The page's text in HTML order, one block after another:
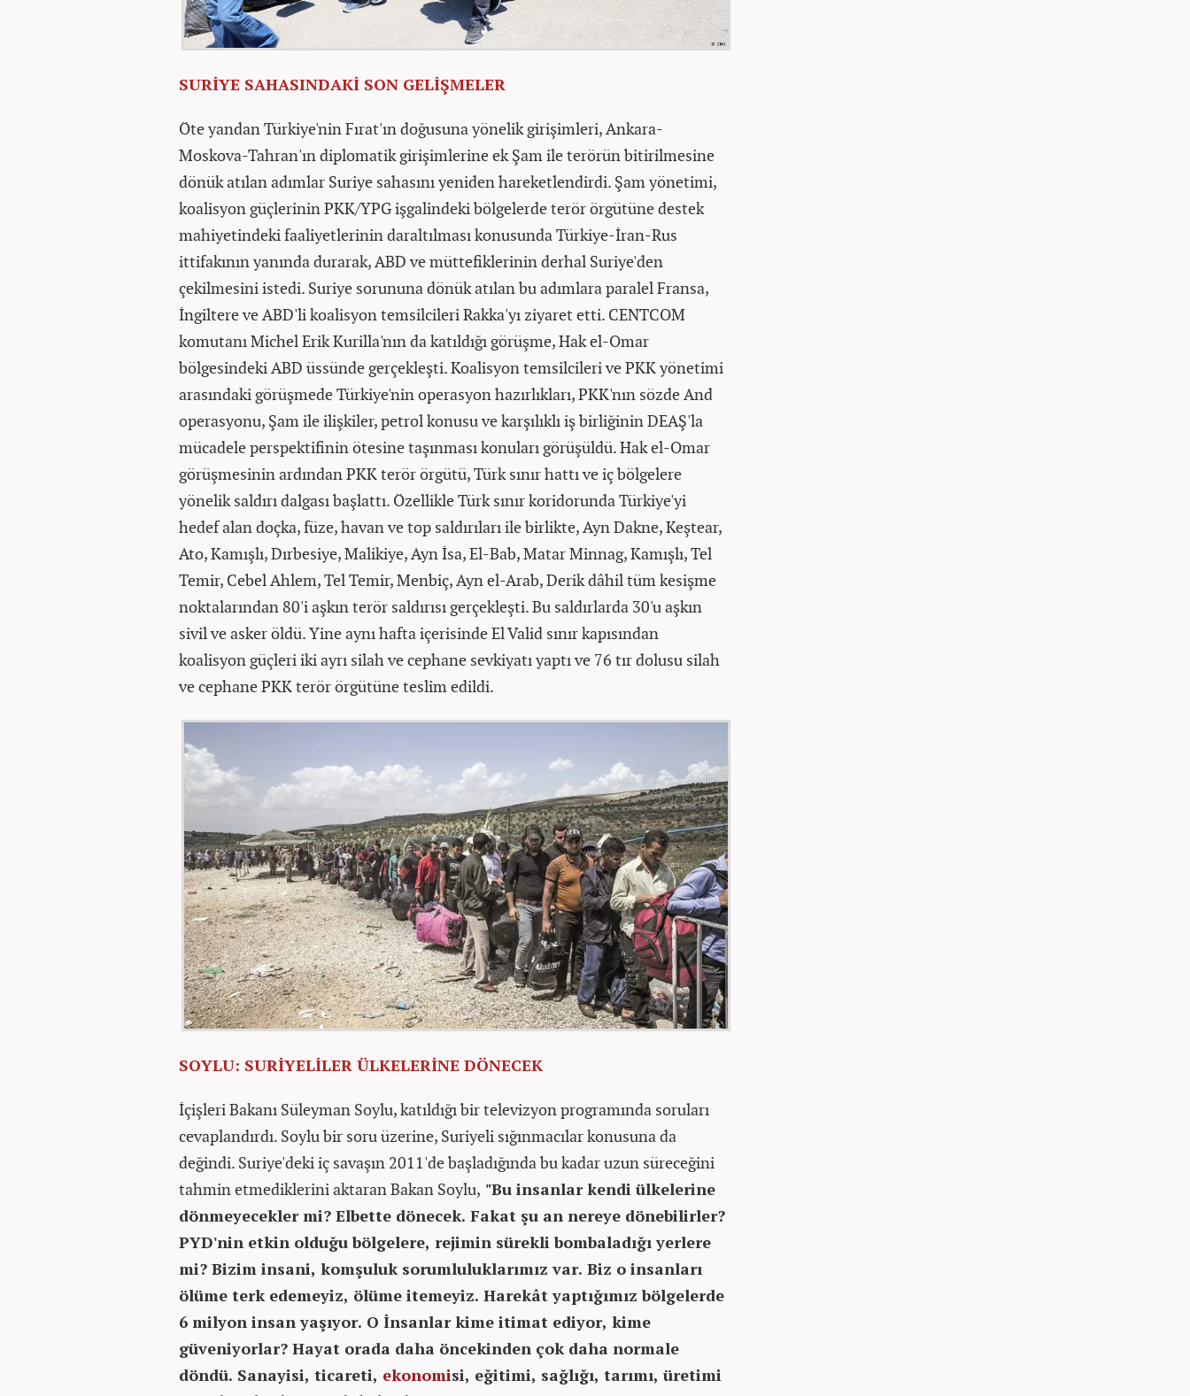
SURİYE SAHASINDAKİ SON GELİŞMELER
Öte yandan Türkiye'nin Fırat'ın doğusuna yönelik girişimleri, Ankara-
Moskova-Tahran'ın diplomatik girişimlerine ek Şam ile terörün bitirilmesine
dönük atılan adımlar Suriye sahasını yeniden hareketlendirdi. Şam yönetimi,
koalisyon güçlerinin PKK/YPG işgalindeki bölgelerde terör örgütüne destek
mahiyetindeki faaliyetlerinin daraltılması konusunda Türkiye-İran-Rus
ittifakının yanında durarak, ABD ve müttefiklerinin derhal Suriye'den
çekilmesini istedi. Suriye sorununa dönük atılan bu adımlara paralel Fransa,
İngiltere ve ABD'li koalisyon temsilcileri Rakka'yı ziyaret etti. CENTCOM
komutanı Michel Erik Kurilla'nın da katıldığı görüşme, Hak el-Omar
bölgesindeki ABD üssünde gerçekleşti. Koalisyon temsilcileri ve PKK yönetimi
arasındaki görüşmede Türkiye'nin operasyon hazırlıkları, PKK'nın sözde And
operasyonu, Şam ile ilişkiler, petrol konusu ve karşılıklı iş birliğinin DEAŞ'la
mücadele perspektifinin ötesine taşınması konuları görüşüldü. Hak el-Omar
görüşmesinin ardından PKK terör örgütü, Türk sınır hattı ve iç bölgelere
yönelik saldırı dalgası başlattı. Özellikle Türk sınır koridorunda Türkiye'yi
hedef alan doçka, füze, havan ve top saldırıları ile birlikte, Ayn Dakne, Keştear,
Ato, Kamışlı, Dırbesiye, Malikiye, Ayn İsa, El-Bab, Matar Minnag, Kamışlı, Tel
Temir, Cebel Ahlem, Tel Temir, Menbiç, Ayn el-Arab, Derik dâhil tüm kesişme
noktalarından 80'i aşkın terör saldırısı gerçekleşti. Bu saldırlarda 30'u aşkın
sivil ve asker öldü. Yine aynı hafta içerisinde El Valid sınır kapısından
koalisyon güçleri iki ayrı silah ve cephane sevkiyatı yaptı ve 76 tır dolusu silah
ve cephane PKK terör örgütüne teslim edildi.
SOYLU: SURİYELİLER ÜLKELERİNE DÖNECEK
İçişleri Bakanı Süleyman Soylu, katıldığı bir televizyon programında soruları
cevaplandırdı. Soylu bir soru üzerine, Suriyeli sığınmacılar konusuna da
değindi. Suriye'deki iç savaşın 2011'de başladığında bu kadar uzun süreceğini
tahmin etmediklerini aktaran Bakan Soylu, "Bu insanlar kendi ülkelerine
dönmeyecekler mi? Elbette dönecek. Fakat şu an nereye dönebilirler?
PYD'nin etkin olduğu bölgelere, rejimin sürekli bombaladığı yerlere
mi? Bizim insani, komşuluk sorumluluklarımız var. Biz o insanları
ölüme terk edemeyiz, ölüme itemeyiz. Harekât yaptığımız bölgelerde
6 milyon insan yaşıyor. O İnsanlar kime itimat ediyor, kime
güveniyorlar? Hayat orada daha öncekinden çok daha normale
döndü. Sanayisi, ticareti, ekonomisi, eğitimi, sağlığı, tarımı, üretimi